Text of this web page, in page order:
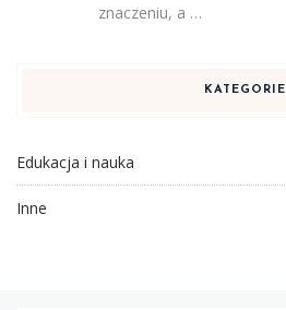
znaczeniu, a …
KATEGORIE
Edukacja i nauka
Inne